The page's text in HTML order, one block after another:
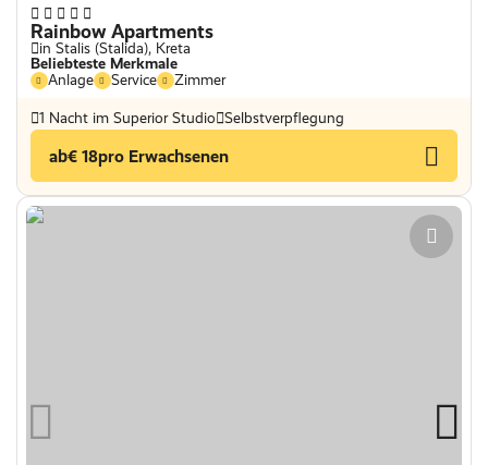
Rainbow Apartments
in Stalis (Stalida), Kreta
Beliebteste Merkmale
Anlage
Service Zimmer
1 Nacht im Superior Studio Selbstverpflegung
ab€ 18pro Erwachsenen